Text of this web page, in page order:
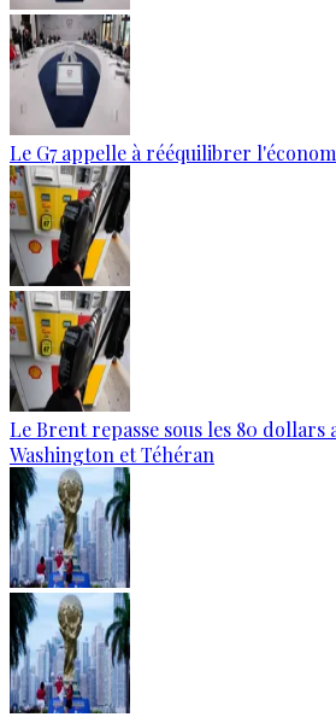
Le G7 appelle à rééquilibrer
Le Brent repasse sous les 80 dollars
Washington et Téhéran